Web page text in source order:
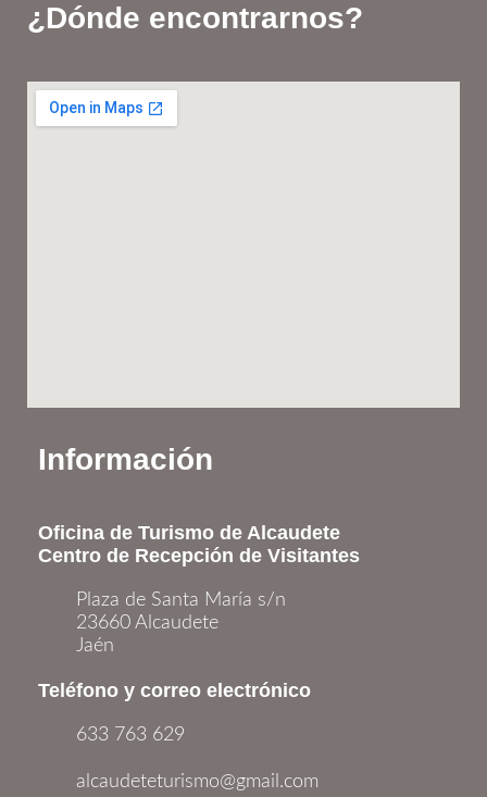
¿Dónde encontrarnos?
Información
Oficina de Turismo de Alcaudete
Centro de Recepción de Visitantes
Plaza de Santa María s/n
23660 Alcaudete
Jaén
Teléfono y correo electrónico
633 763 629
alcaudeteturismo@gmail.com